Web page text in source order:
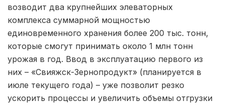
возводит два крупнейших элеваторных
комплекса суммарной мощностью
единовременного хранения более 200 тыс. тонн,
которые смогут принимать около 1 млн тонн
урожая в год. Ввод в эксплуатацию первого из
них – «Свияжск-Зернопродукт» (планируется в
июле текущего года) – уже позволит резко
ускорить процессы и увеличить объемы отгрузки